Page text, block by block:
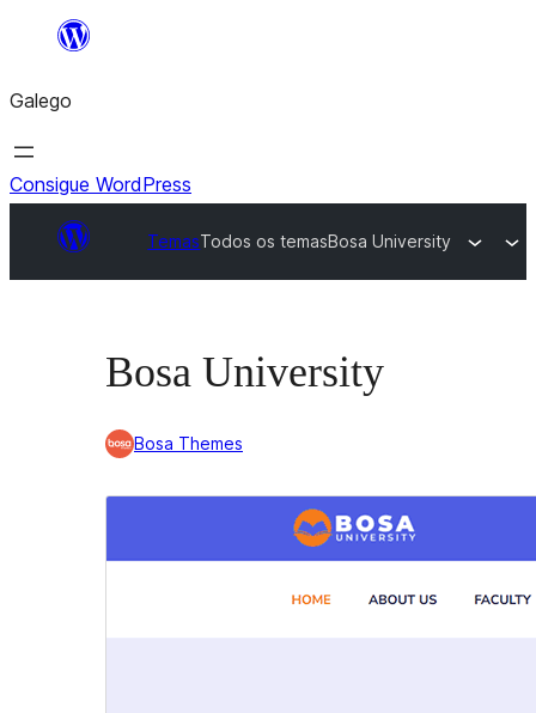
Saltar
contido
Galego
Consigue WordPress
TemasTodos os temasBosa University
Bosa University
Bosa Themes